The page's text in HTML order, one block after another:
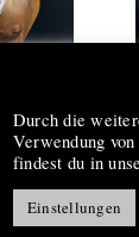
Durch die
Verwendung
findest du in
Einstellungen